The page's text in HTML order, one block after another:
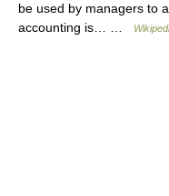
be used by managers to
accounting is… …